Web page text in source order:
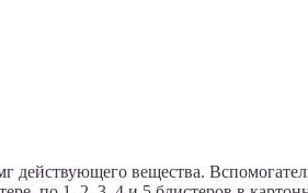
действующего вещества.